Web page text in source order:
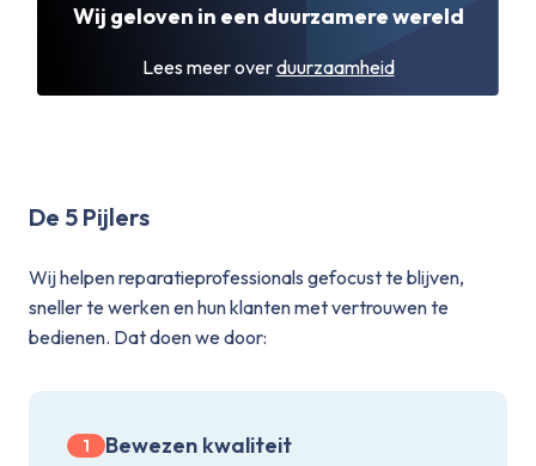
Wij geloven in een duurzamere wereld
Lees meer overduurzaamheid
De 5 Pijlers
Wij helpen reparatieprofessionals gefocust te blijven,
sneller te werken en hun klanten met vertrouwen te
bedienen. Dat doen we door:
1 Bewezen kwaliteit